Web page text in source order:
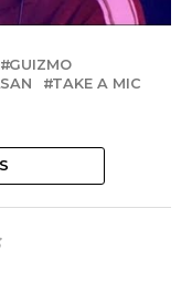
GUIZMO
TAKE A MIC